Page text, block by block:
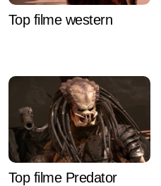
Top filme western
Top filme Predator